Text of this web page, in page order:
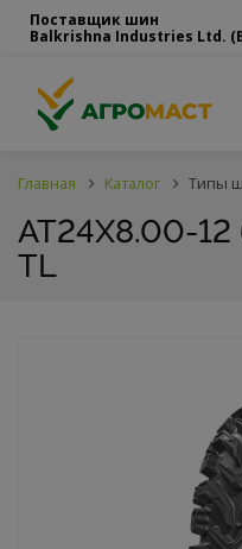
Поставщик шин
Balkrishna Industries Ltd.
Главная Каталог Типы
AT24X8.00-12
TL